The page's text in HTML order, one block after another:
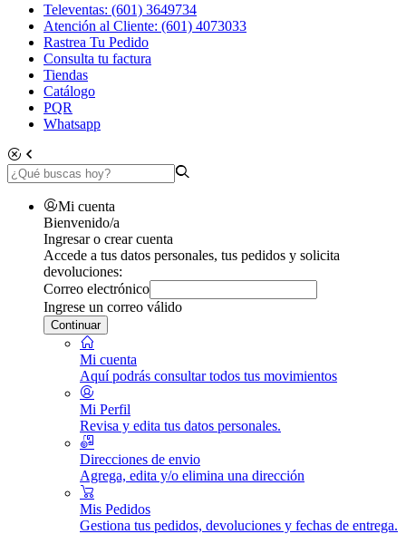
Televentas: (601) 3649734
Atención al Cliente: (601) 4073033
Rastrea Tu Pedido
Consulta tu factura
Tiendas
Catálogo
PQR
Whatsapp
Mi cuenta
Bienvenido/a
Ingresar o crear cuenta
Accede a tus datos personales, tus pedidos y solicita
devoluciones:
Correo electrónico
Ingrese un correo válido
Continuar
Mi cuenta
Aquí podrás consultar todos tus movimientos
Mi Perfil
Revisa y edita tus datos personales.
Direcciones de envio
Agrega, edita y/o elimina una dirección
Mis Pedidos
Gestiona tus pedidos, devoluciones y fechas de entrega.